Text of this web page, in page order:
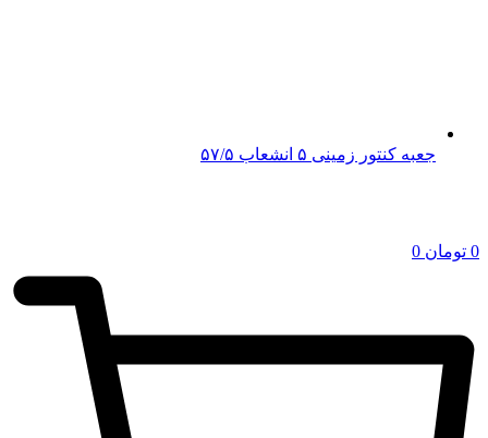
جعبه کنتور زمینی ۵ انشعاب ۵۷/۵
0 تومان 0